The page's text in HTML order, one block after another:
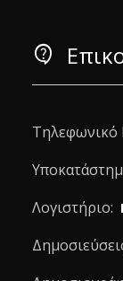
contact_support
Τηλεφωνικό
Λογιστήριο: